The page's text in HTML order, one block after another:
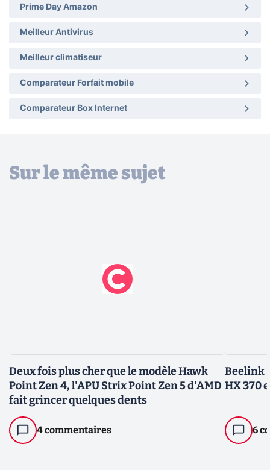
Prime Day Amazon
Meilleur Antivirus
Meilleur climatiseur
Comparateur Forfait mobile
Comparateur Box Internet
Sur le même sujet
Deux fois plus cher que le modèle Hawk
Point Zen 4, l'APU Strix Point Zen 5 d'AMD
fait grincer quelques dents
4 commentaires
Beelink
HX 370
6